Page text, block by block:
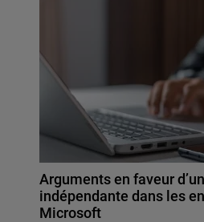
Arguments en faveur
indépendante dans les
Microsoft